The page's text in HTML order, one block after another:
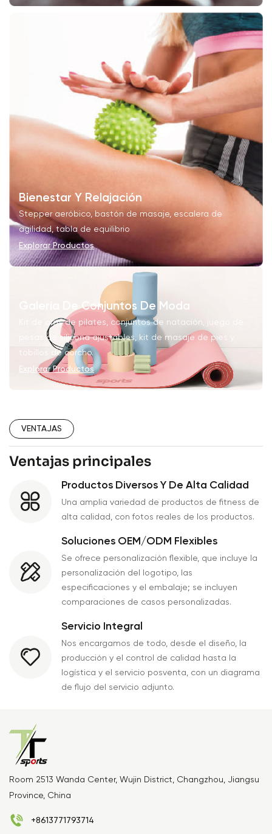
Bienestar Y Relajación
Stepper aeróbico, bastón de masaje, escalera de
agilidad, tabla de equilibrio
Explorar Productos
Galería De Conjuntos De Moda
Kit de aros de pilates, conjuntos de natación, juego de
pesas de silicona ajustables, kit de masaje de pies y
tobillos de corcho.
Explorar Productos
VENTAJAS
Ventajas principales
Productos Diversos Y De Alta Calidad
Una amplia variedad de productos de fitness de
alta calidad, con fotos reales de los productos.
Soluciones OEM/ODM Flexibles
Se ofrece personalización flexible, que incluye la
personalización del logotipo, las
especificaciones y el embalaje; se incluyen
comparaciones de casos personalizadas.
Servicio Integral
Nos encargamos de todo, desde el diseño, la
producción y el control de calidad hasta la
logística y el servicio posventa, con un diagrama
de flujo del servicio adjunto.
Room 2513 Wanda Center, Wujin District, Changzhou, Jiangsu
Province, China
+8613771793714